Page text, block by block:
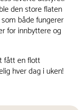
den store flaten
både fungerer
for innbyttere og
fått en flott
hver dag i uken!